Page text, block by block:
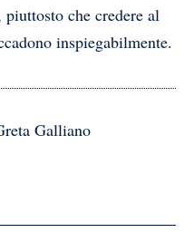
che credere al
inspiegabilmente.
Galliano